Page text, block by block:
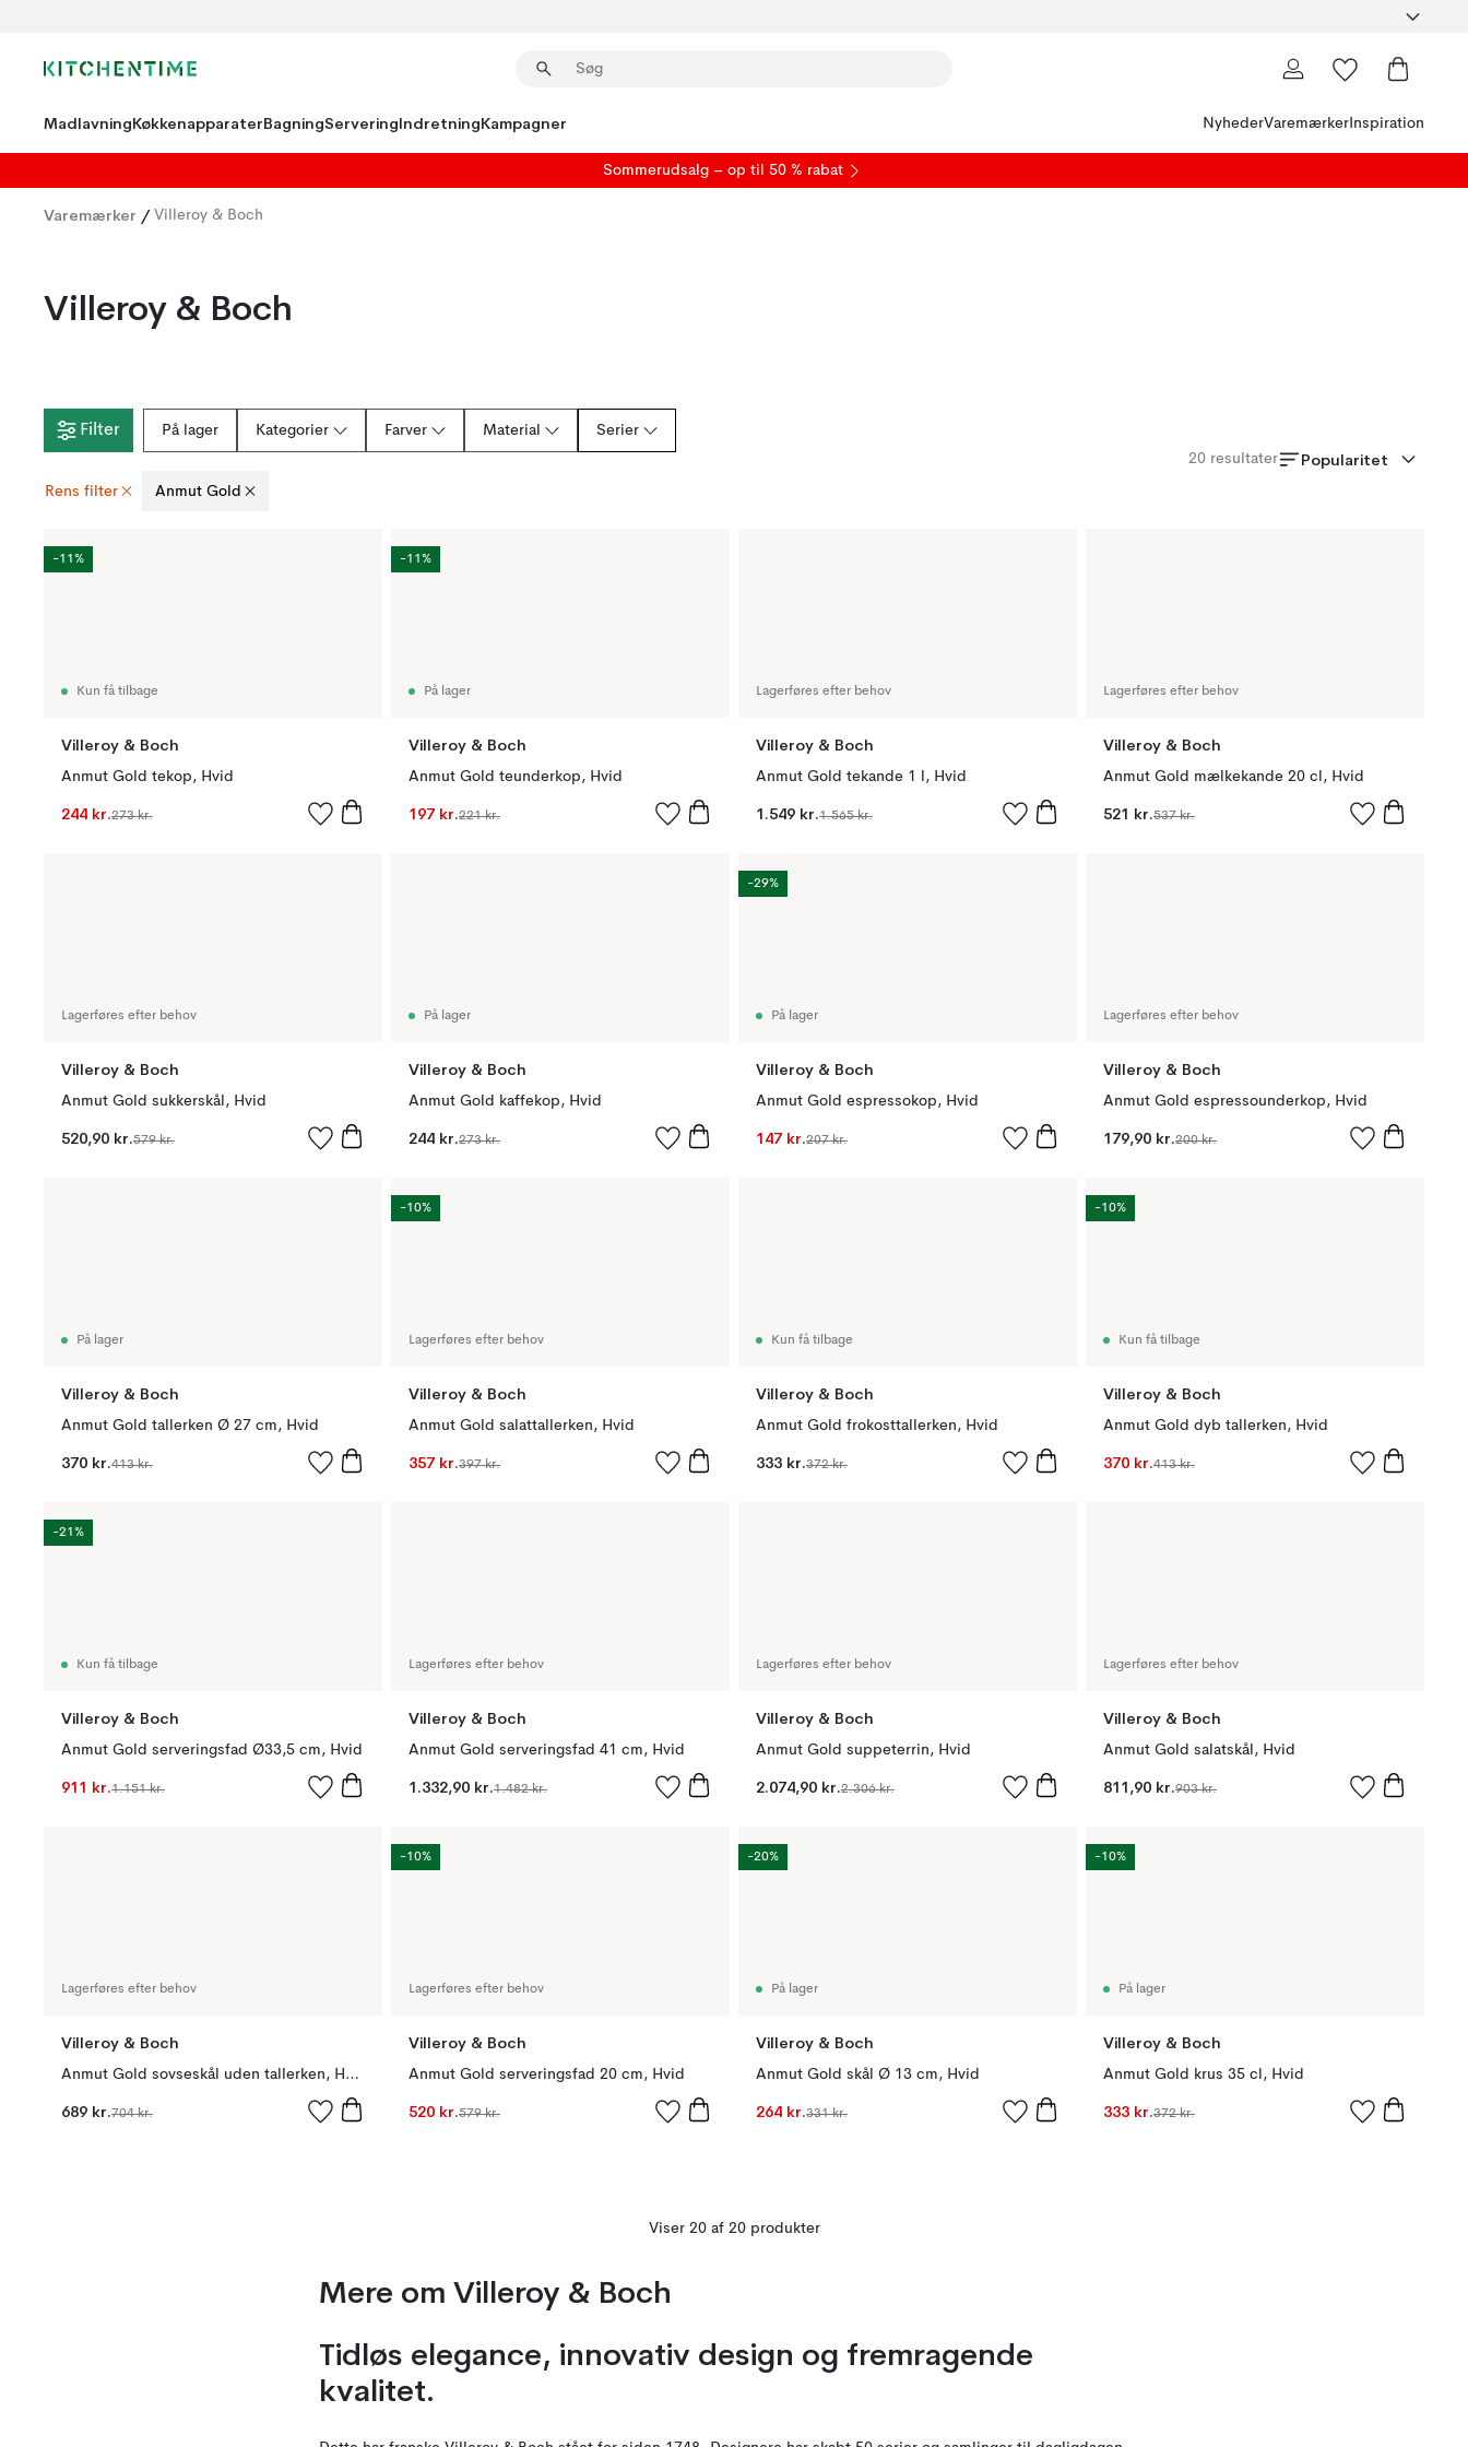
MadlavningKøkkenapparaterBagningServeringIndretningKampagner NyhederVaremærker Inspiration
Sommerudsalg – op til 50 % rabat
Varemærker / Villeroy & Boch
Villeroy & Boch
Filter På lager Kategorier Farver Material Serier
Rens filter Anmut Gold
20 resultater Popularitet
Kun få tilbage
Villeroy & Boch
Anmut Gold tekop, Hvid
244 kr.273 kr.
-11%
På lager
Villeroy & Boch
Anmut Gold teunderkop, Hvid
197 kr.221 kr.
-11%
Lagerføres efter behov
Villeroy & Boch
Anmut Gold tekande 1 l, Hvid
1.549 kr.1.565 kr.
Lagerføres efter behov
Villeroy & Boch
Anmut Gold mælkekande 20 cl, Hvid
521 kr.537 kr.
Lagerføres efter behov
Villeroy & Boch
Anmut Gold sukkerskål, Hvid
520,90 kr.579 kr.
På lager
Villeroy & Boch
Anmut Gold kaffekop, Hvid
244 kr.273 kr.
På lager
Villeroy & Boch
Anmut Gold espressokop, Hvid
147 kr.207 kr.
-29%
Lagerføres efter behov
Villeroy & Boch
Anmut Gold espressounderkop, Hvid
179,90 kr.200 kr.
På lager
Villeroy & Boch
Anmut Gold tallerken Ø 27 cm, Hvid
370 kr.413 kr.
Lagerføres efter behov
Villeroy & Boch
Anmut Gold salattallerken, Hvid
357 kr.397 kr.
-10%
Kun få tilbage
Villeroy & Boch
Anmut Gold frokosttallerken, Hvid
333 kr.372 kr.
Kun få tilbage
Villeroy & Boch
Anmut Gold dyb tallerken, Hvid
370 kr.413 kr.
-10%
Kun få tilbage
Villeroy & Boch
Anmut Gold serveringsfad Ø33,5 cm, Hvid
911 kr.1.151 kr.
-21%
Lagerføres efter behov
Villeroy & Boch
Anmut Gold serveringsfad 41 cm, Hvid
1.332,90 kr.1.482 kr.
Lagerføres efter behov
Villeroy & Boch
Anmut Gold suppeterrin, Hvid
2.074,90 kr.2.306 kr.
Lagerføres efter behov
Villeroy & Boch
Anmut Gold salatskål, Hvid
811,90 kr.903 kr.
Lagerføres efter behov
Villeroy & Boch
Anmut Gold sovseskål uden tallerken, Hvid
689 kr.704 kr.
Lagerføres efter behov
Villeroy & Boch
Anmut Gold serveringsfad 20 cm, Hvid
520 kr.579 kr.
-10%
På lager
Villeroy & Boch
Anmut Gold skål Ø 13 cm, Hvid
264 kr.331 kr.
-20%
På lager
Villeroy & Boch
Anmut Gold krus 35 cl, Hvid
333 kr.372 kr.
-10%
Viser 20 af 20 produkter
Mere om Villeroy & Boch
Tidløs elegance, innovativ design og fremragende
kvalitet.